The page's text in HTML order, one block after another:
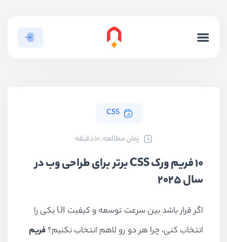
CSS
ﺯﻣﺎﻥ ﻣﻄﺎﻟﻌﻪ: 10 دقیقه
۱۰ فریم ورک CSS برتر برای طراحی وب در
سال ۲۰۲۵
اگر قرار باشد بین سرعت توسعه و کیفیت UI یکی را
انتخاب کنی، چرا هر دو رو لاهم انتخاب نکنیم؟فریم‌